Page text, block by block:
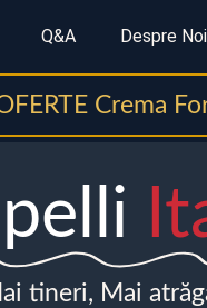
Q&A Despre Noi
Crema
tineri, Mai